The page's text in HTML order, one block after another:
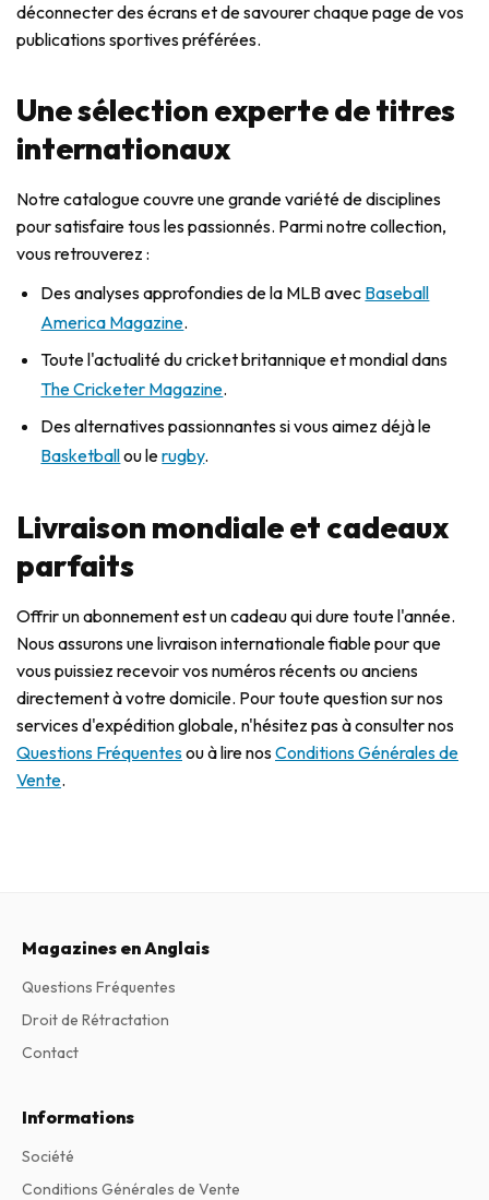
déconnecter des écrans et de savourer chaque page de vos
publications sportives préférées.
Une sélection experte de titres
internationaux
Notre catalogue couvre une grande variété de disciplines
pour satisfaire tous les passionnés. Parmi notre collection,
vous retrouverez :
Des analyses approfondies de la MLB avec Baseball
America Magazine.
Toute l'actualité du cricket britannique et mondial dans
The Cricketer Magazine.
Des alternatives passionnantes si vous aimez déjà le
Basketballou lerugby.
Livraison mondiale et cadeaux
parfaits
Offrir un abonnement est un cadeau qui dure toute l'année.
Nous assurons une livraison internationale fiable pour que
vous puissiez recevoir vos numéros récents ou anciens
directement à votre domicile. Pour toute question sur nos
services d'expédition globale, n'hésitez pas à consulter nos
Questions Fréquentesou à lire nosConditions Générales de
Vente.
Magazines en Anglais
Questions Fréquentes
Droit de Rétractation
Contact
Informations
Société
Conditions Générales de Vente